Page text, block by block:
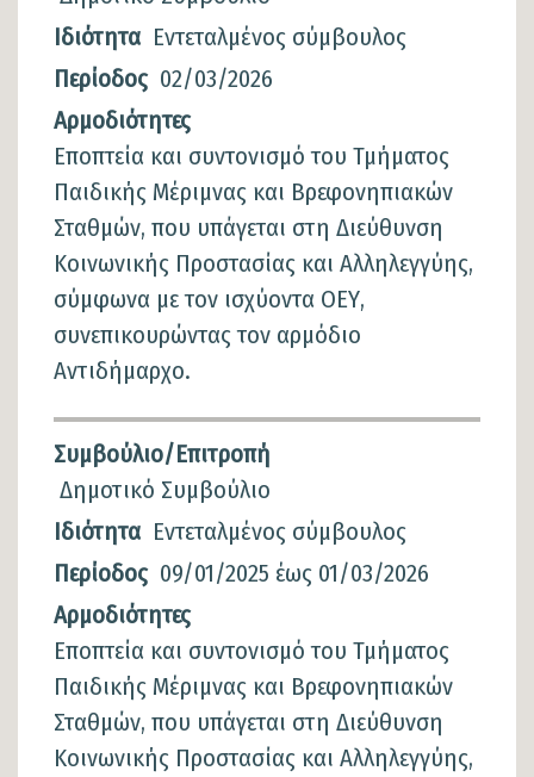
Ιδιότητα Εντεταλμένος σύμβουλος
Περίοδος 02/03/2026
Αρμοδιότητες
Εποπτεία και συντονισμό του Τμήματος
Παιδικής Μέριμνας και Βρεφονηπιακών
Σταθμών, που υπάγεται στη Διεύθυνση
Κοινωνικής Προστασίας και Αλληλεγγύης,
σύμφωνα με τον ισχύοντα ΟΕΥ,
συνεπικουρώντας τον αρμόδιο
Αντιδήμαρχο.
Συμβούλιο/Επιτροπή
Δημοτικό Συμβούλιο
Ιδιότητα Εντεταλμένος σύμβουλος
Περίοδος 09/01/2025 έως 01/03/2026
Αρμοδιότητες
Εποπτεία και συντονισμό του Τμήματος
Παιδικής Μέριμνας και Βρεφονηπιακών
Σταθμών, που υπάγεται στη Διεύθυνση
Κοινωνικής Προστασίας και Αλληλεγγύης,